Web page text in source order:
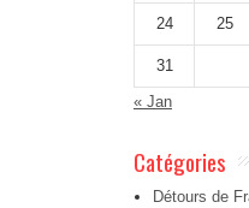
24 25
31
« Jan
Catégories
Détours de